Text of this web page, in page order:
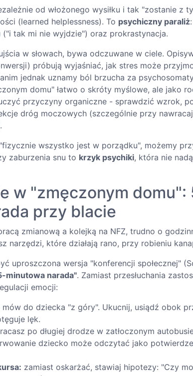
od włożonego wysiłku i tak "zostanie z
(learned helplessness). To psychiczny paraliż
("i tak mi nie wyjdzie") oraz prokrastynacja.
w słowach, bywa odczuwane w ciele.
próbują wyjaśniać, jak stres może
jednak uznamy ból brzucha za
domu" łatwo o skróty myślowe, ale jako
przyczyny organiczne - sprawdzić wzrok,
dróg moczowych (szczególnie przy
wszystko jest w porządku", możemy
zaburzenia snu to krzyk psychiki, która nie
w "zmęczonym domu":
przy blacie
zmianową a kolejką na NFZ, trudno o
narzędzi, które działają rano, przy robieniu
uproszczona wersja "konferencji społecznej"
minutowa narada". Zamiast przesłuchania
emocji:
mów do dziecka "z góry". Ukucnij, usiądź obok
lęk.
po długiej drodze w zatłoczonym
dziecko może odczytać jako
zamiast oskarżać, stawiaj hipotezy: "Czy